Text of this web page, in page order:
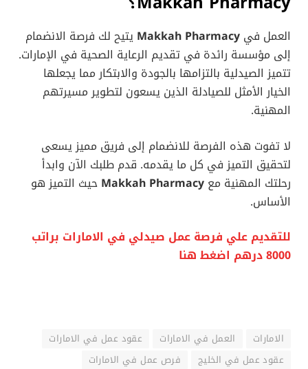
العمل في Makkah Pharmacy يتيح لك فرصة الانضمام
إلى مؤسسة رائدة في تقديم الرعاية الصحية في الإمارات.
تتميز الصيدلية بالتزامها بالجودة والابتكار مما يجعلها
الخيار الأمثل للصيادلة الذين يسعون لتطوير مسيرتهم
المهنية.
لا تفوت هذه الفرصة للانضمام إلى فريق مميز يسعى
لتحقيق التميز في كل ما يقدمه. قدم طلبك الآن وابدأ
رحلتك المهنية مع Makkah Pharmacy حيث التميز هو
الأساس.
للتقديم علي فرصة عمل صيدلي في الامارات براتب
8000 درهم اضغط هنا
الامارات العمل في الامارات
عقود عمل في الامارات
عقود عمل في الخليج
فرص عمل في الامارات